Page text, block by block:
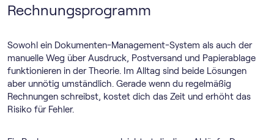
Rechnungs­programm
Sowohl ein Dokumenten-Management-System als auch der
manuelle Weg über Ausdruck, Postversand und Papierablage
funktionieren in der Theorie. Im Alltag sind beide Lösungen
aber unnötig umständlich. Gerade wenn du regelmäßig
Rechnungen schreibst, kostet dich das Zeit und erhöht das
Risiko für Fehler.